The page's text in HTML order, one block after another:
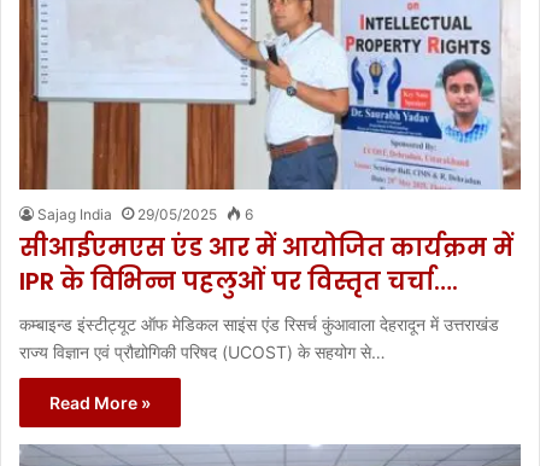
Sajag India 29/05/2025 6
सीआईएमएस एंड आर में आयोजित कार्यक्रम में
IPR के विभिन्न पहलुओं पर विस्तृत चर्चा….
कम्बाइन्ड इंस्टीट्यूट ऑफ मेडिकल साइंस एंड रिसर्च कुंआवाला देहरादून में उत्तराखंड
राज्य विज्ञान एवं प्रौद्योगिकी परिषद (UCOST) के सहयोग से…
Read More »